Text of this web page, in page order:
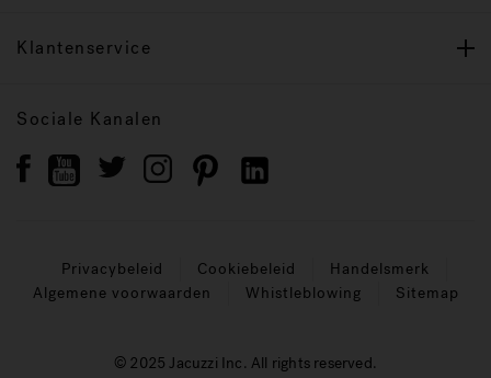
Klantenservice
Sociale Kanalen
Privacybeleid Cookiebeleid
Handelsmerk
Algemene voorwaarden
Whistleblowing Sitemap
© 2025 Jacuzzi Inc. All rights reserved.